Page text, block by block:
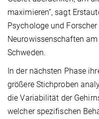
maximieren“, sagt
Psychologe und
Neurowissenschaften
Schweden.
In der nächsten Phase
größere Stichproben
die Variabilität der
welcher spezifischen